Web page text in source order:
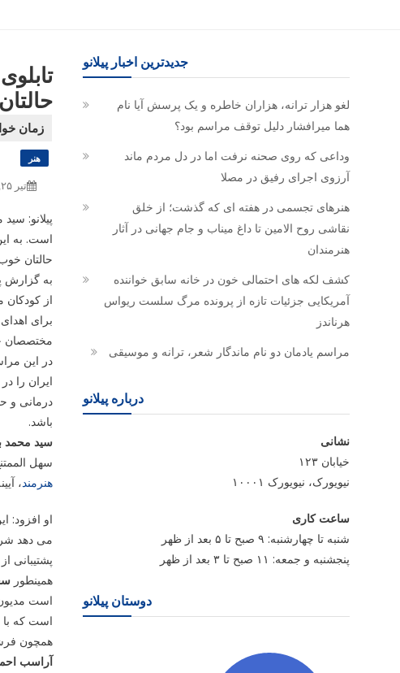
هنر
تیر ۲۵, ۱۳۹۷
پیلانو:
است. به
حالتان
به گزارش
از
برای اهدای این اثر که در
مختصصان
در این
ایران را
درمانی و
باشد.
سید محمد
سهل
هنرمند،
او افزود:
می دهد
پشتیبانی
همینطور
است
است که با
همچون
آراسب
جدیدترین اخبار پیلانو
لغو هزار ترانه، هزاران خاطره و یک پرسش آیا نام
هما میرافشار دلیل توقف مراسم بود؟
وداعی که روی صحنه نرفت اما در دل مردم ماند
آرزوی اجرای رفیق در مصلا
هنرهای تجسمی در هفته ای که گذشت؛ از خلق
نقاشی روح الامین تا داغ میناب و جام جهانی در آثار
هنرمندان
کشف لکه های احتمالی خون در خانه سابق خواننده
آمریکایی جزئیات تازه از پرونده مرگ سلست ریواس
هرناندز
مراسم یادمان دو نام ماندگار شعر، ترانه و موسیقی
درباره پیلانو
نشانی
خیابان ۱۲۳
نیویورک، نیویورک ۱۰۰۰۱
ساعت کاری
شنبه تا چهارشنبه: ۹ صبح تا ۵ بعد از ظهر
پنجشنبه و جمعه: ۱۱ صبح تا ۳ بعد از ظهر
دوستان پیلانو